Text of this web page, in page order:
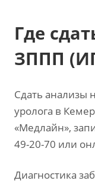
Где
ЗППП
Сдать анализы
уролога в
«Медлайн»,
49-20-70 или
Диагностика